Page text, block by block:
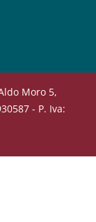
Moro 5,
- P. Iva: